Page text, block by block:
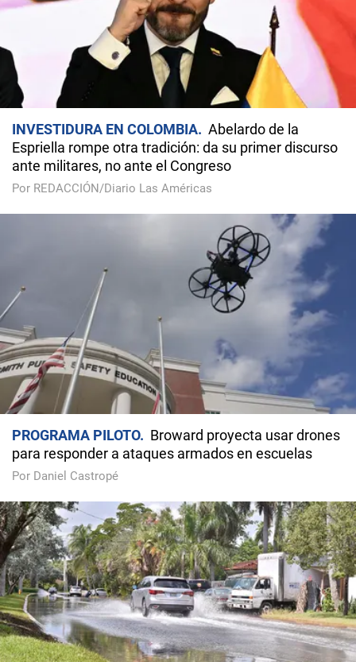
INVESTIDURA EN COLOMBIA
Abelardo de la
Espriella rompe otra tradición: da su primer discurso
ante militares, no ante el Congreso
Por REDACCIÓN/Diario Las Américas
PROGRAMA PILOTO
Broward proyecta usar drones
para responder a ataques armados en escuelas
Por Daniel Castropé